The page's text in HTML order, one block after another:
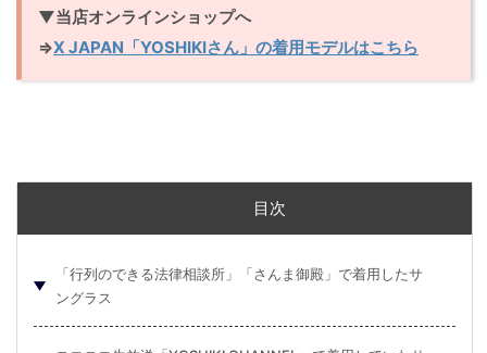
▼当店オンラインショップへ
⇒X JAPAN「YOSHIKIさん」の着用モデルはこちら
目次
「行列のできる法律相談所」「さんま御殿」で着用したサ
ングラス